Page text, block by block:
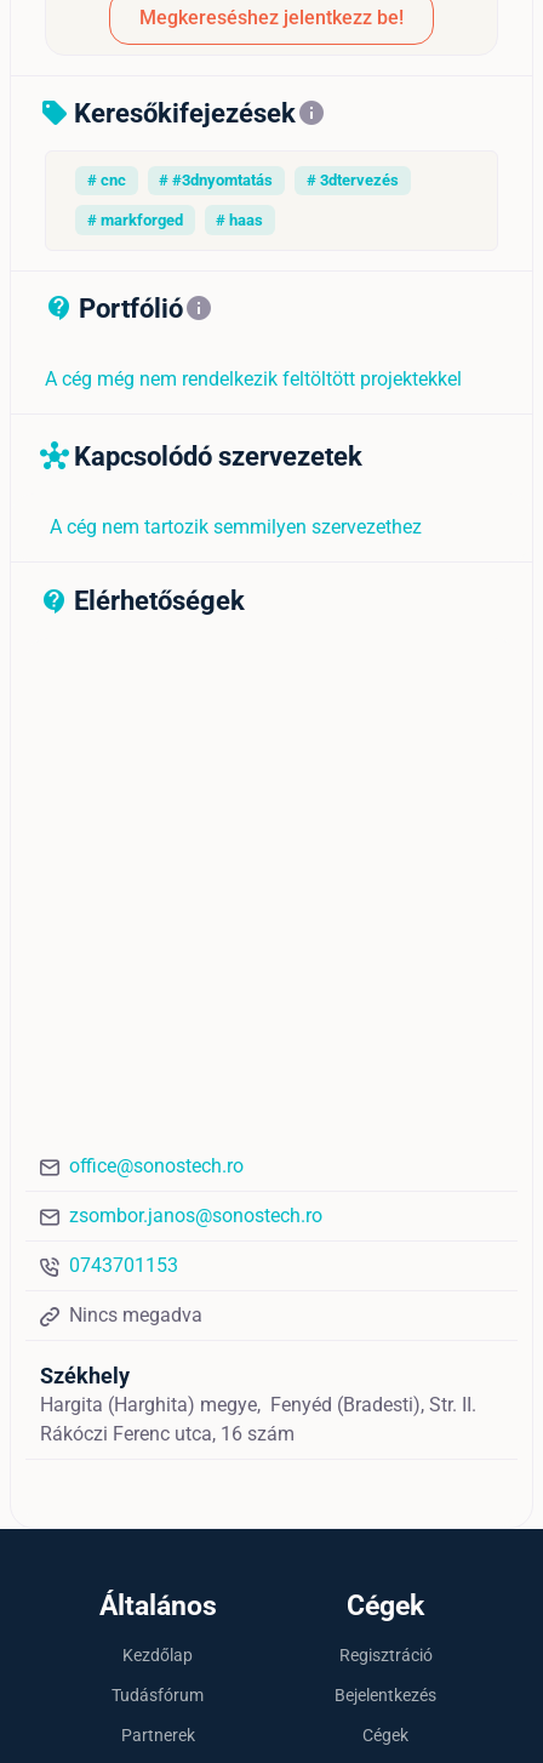
Megkereséshez jelentkezz be!
sell Keresőkifejezésekinfo
# cnc # #3dnyomtatás # 3dtervezés
# markforged # haas
contact_support_outline
Portfólióinfo
A cég még nem rendelkezik feltöltött projektekkel
hub Kapcsolódó szervezetek
A cég nem tartozik semmilyen szervezethez
contact_support_outline
Elérhetőségek
office@sonostech.ro
zsombor.janos@sonostech.ro
0743701153
Nincs megadva
Székhely
Hargita (Harghita) megye, Fenyéd (Bradesti), Str. II.
Rákóczi Ferenc utca, 16 szám
Általános
Kezdőlap
Tudásfórum
Partnerek
Cégek
Regisztráció
Bejelentkezés
Cégek